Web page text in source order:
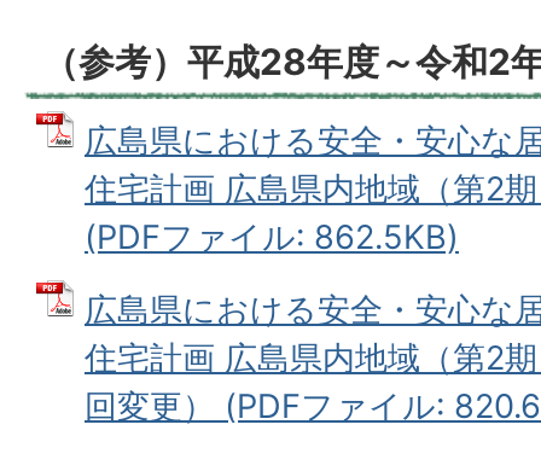
（参考）平成28年度～令和2
広島県における安全・安心な
住宅計画 広島県内地域（第2
(PDFファイル: 862.5KB)
広島県における安全・安心な
住宅計画 広島県内地域（第2
回変更） (PDFファイル: